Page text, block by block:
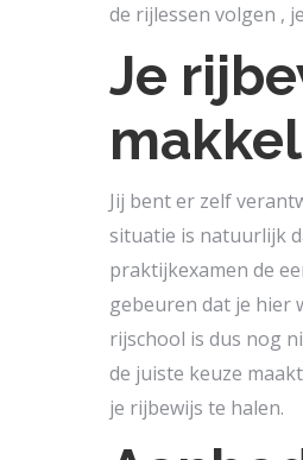
de rijlessen volgen ,
Je
Jij bent er zelf
situatie is natuurlijk
praktijkexamen de
gebeuren dat je hier
rijschool is dus nog
de juiste keuze
je rijbewijs te halen.